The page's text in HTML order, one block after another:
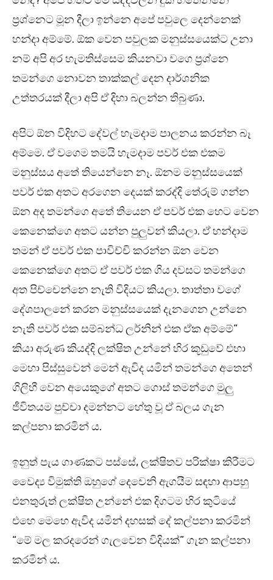
ප්‍රශ්නෙට මූන දීලා ඉන්නෙ අපේ පවුලෙ දෙන්නෙක්
හන්දා අම්මේ. ඕක වෙන පවුලක මනුස්සයෙක්ට උනා
නම් අපි අර හැමතිස්සෙම කියනවා වගෙ ප්‍රශ්නෙ
තමන්ගෙ නොවන තාක්කල් දෙන දාර්ශනික
උත්තරයක් දීලා අපි ඒ දිහා බලන්න තිබුණා.
අපිට ඕන විදිහට දේවල් හැමදාම පාලනය කරන්න බෑ
අම්මෙ. ඒ වගෙම තමයි හැමදාම පවර් එක එකම
මනුස්සය අතේ තියෙන්නෙ නෑ. ඕනම මනුස්සයෙක්
පවර් එක අතට අරගෙන දෙයක් කරද්දි තේරුම් ගන්න
ඕන අද තමන්ගෙ අතේ තියෙන ඒ පවර් එක හෙට වෙන
කෙනෙක්ගෙ අතට යන්න පුලුවන් කියලා. ඒ හන්දාම
තමන් ඒ පවර් එක පාවිච්චි කරන්න ඕන වෙන
කෙනෙක්ගෙ අතට ඒ පවර් එක ගිය දවසට තමන්ගෙ
අත පිච්චෙන්නෙ නැති විදියට කියලා. තාත්තා වගේ
දේශපාලනේ කරන මනුස්සයෙක් දැනගෙන උන්නෙ
නැති පවර් එක සම්බන්ධ ලර්නින් එක ඒක අම්මේ”
කියා අරුණ කියද්දි ලක්ෂිත උන්නේ හිර කූඩුවේ එහා
මෙහා පිස්සුවෙන් මෙන් ඇවිද යමින් තමන්ගෙ අතෙන්
ගිලිහී වෙන අයෙකුගේ අතට ගොස් තමන්ගෙ මුලු
ජීවිතයම පුච්චා දමන්නට හේතු වූ ඒ බලය ගැන
කල්පනා කරමින් ය.
ඉනුත් පැය ගාණකට පස්සේ, ලක්ෂිතව පරික්ෂා කිරීමට
වෛද්‍ය විමුක්ති ඔහුගේ දෙවෙනි ඇගයීම සඳහා ආපහු
එනතුරුත් ලක්ෂිත උන්නේ එක දිගටම හිර කුටියේ
එහෙ මෙහෙ ඇවිද යමින් දහසක් දේ කල්පනා කරමින්
“මේ මල කරදරෙන් ගැලවෙන විදියක්” ගැන කල්පනා
කරමින් ය.